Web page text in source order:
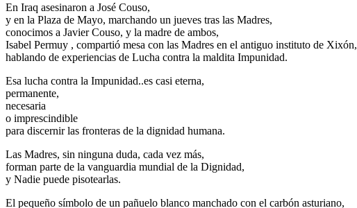
En Iraq asesinaron a José Couso,
y en la Plaza de Mayo, marchando un jueves tras las Madres,
conocimos a Javier Couso, y la madre de ambos,
Isabel Permuy , compartió mesa con las Madres en el antiguo instituto de Xixón,
hablando de experiencias de Lucha contra la maldita Impunidad.
Esa lucha contra la Impunidad..es casi eterna,
permanente,
necesaria
o imprescindible
para discernir las fronteras de la dignidad humana.
Las Madres, sin ninguna duda, cada vez más,
forman parte de la vanguardia mundial de la Dignidad,
y Nadie puede pisotearlas.
El pequeño símbolo de un pañuelo blanco manchado con el carbón asturiano,